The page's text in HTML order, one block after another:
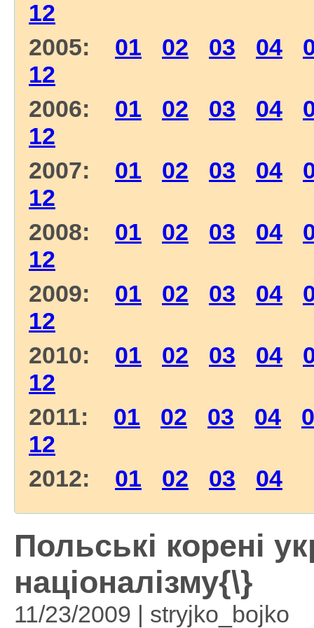
12
2005: 01 02 03 04
12
2006: 01 02 03 04
12
2007: 01 02 03 04
12
2008: 01 02 03 04
12
2009: 01 02 03 04
12
2010: 01 02 03 04
12
2011: 01 02 03 04
12
2012: 01 02 03 04
Польські корені
націоналізму{\}
11/23/2009 | stryjko_bojko